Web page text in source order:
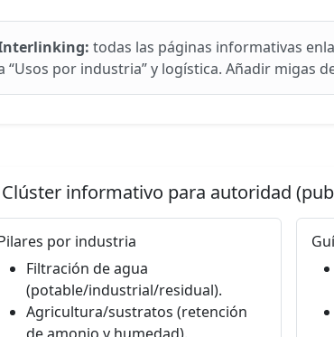
todas las páginas informativas
“Usos por industria” y logística. Añadir migas
Clúster informativo para autoridad
por industria
Filtración de agua
(potable/industrial/residual).
Agricultura/sustratos (retención